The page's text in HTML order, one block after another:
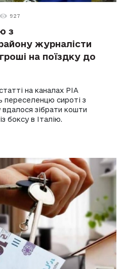
927
з
журналісти
на поїздку до
на каналах РІА
переселенцю сироті з
зібрати кошти
боксу в Італію.